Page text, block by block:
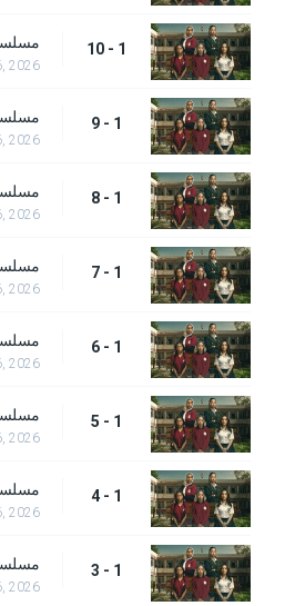
1 - 10
2026
1 - 9
2026
1 - 8
2026
1 - 7
2026
1 - 6
2026
1 - 5
2026
1 - 4
2026
1 - 3
2026